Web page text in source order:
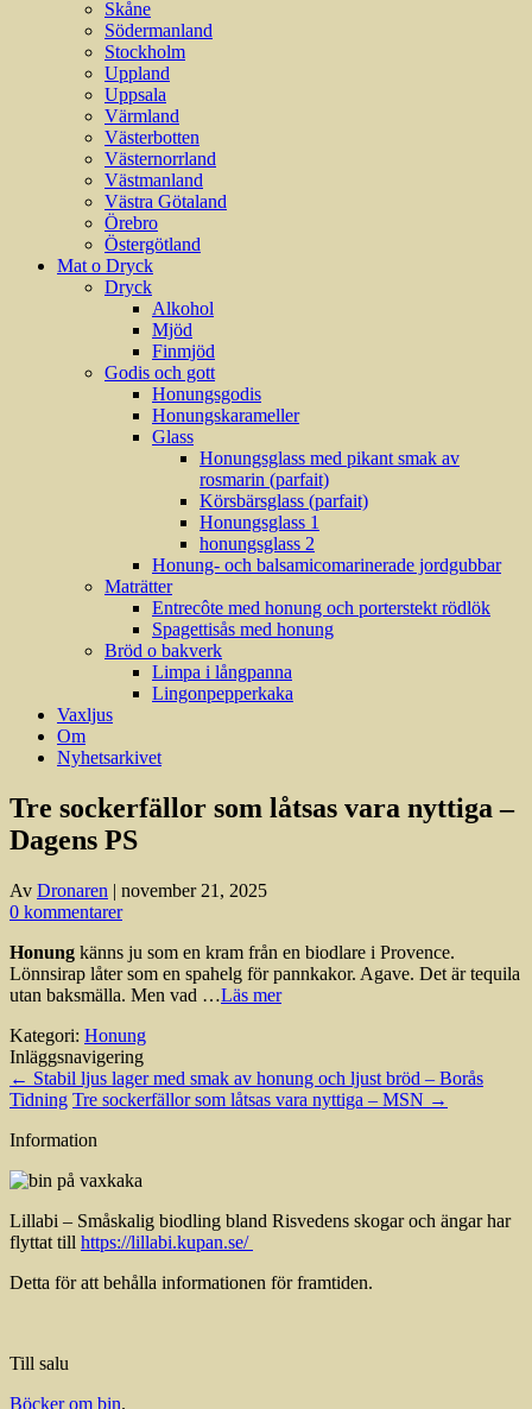
Skåne
Södermanland
Stockholm
Uppland
Uppsala
Värmland
Västerbotten
Västernorrland
Västmanland
Västra Götaland
Örebro
Östergötland
Mat o Dryck
Dryck
Alkohol
Mjöd
Finmjöd
Godis och gott
Honungsgodis
Honungskarameller
Glass
Honungsglass med pikant smak av
rosmarin (parfait)
Körsbärsglass (parfait)
Honungsglass 1
honungsglass 2
Honung- och balsamicomarinerade jordgubbar
Maträtter
Entrecôte med honung och porterstekt rödlök
Spagettisås med honung
Bröd o bakverk
Limpa i långpanna
Lingonpepperkaka
Vaxljus
Om
Nyhetsarkivet
Tre sockerfällor som låtsas vara nyttiga –
Dagens PS
Av Dronaren | november 21, 2025
0 kommentarer
Honung känns ju som en kram från en biodlare i Provence.
Lönnsirap låter som en spahelg för pannkakor. Agave. Det är tequila
utan baksmälla. Men vad …Läs mer
Kategori: Honung
Inläggsnavigering
← Stabil ljus lager med smak av honung och ljust bröd – Borås
Tidning Tre sockerfällor som låtsas vara nyttiga – MSN →
Information
Lillabi – Småskalig biodling bland Risvedens skogar och ängar har
flyttat till https://lillabi.kupan.se/
Detta för att behålla informationen för framtiden.
Till salu
Böcker om bin.